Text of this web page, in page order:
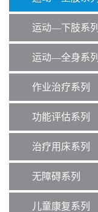
运动—下肢系列
运动—全身系列
作业治疗系列
功能评估系列
治疗用床系列
无障碍系列
儿童康复系列